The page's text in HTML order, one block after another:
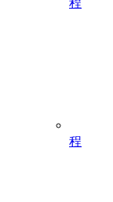
程
程